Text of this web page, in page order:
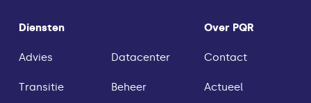
Diensten
Advies
Transitie
Datacenter
Beheer
Over PQR
Contact
Actueel